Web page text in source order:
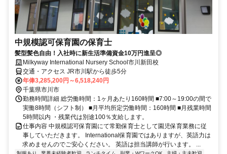
中規模認可保育園の保育士
髪型髪色自由！入社時に新生活準備資金10万円進呈◎
Milkyway International Nursery School市川新田校
交通・アクセス JR市川駅から徒歩5分
年俸3,285,200円～6,518,240円
千葉県市川市
勤務時間詳細 総労働時間：1ヶ月あたり160時間 ■7:00～19:00の間で
実働8時間（シフト制） ■月平均所定労働時間：160時間 ■月残業時間
5時間以内 ・残業代は別途100％支給します。
仕事内容 中規模認可保育園にて常勤保育士として園児保育業務に従
事していただきます。 International保育園ではありますが、英語力は
求めませんのでご安心ください。 英語は担当講師が行います。 ...